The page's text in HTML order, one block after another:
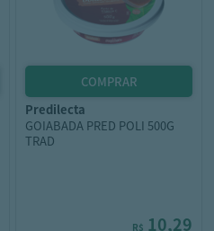
predilecta
GOIABADA PRED POLI 500G
TRAD
R$ 10,29